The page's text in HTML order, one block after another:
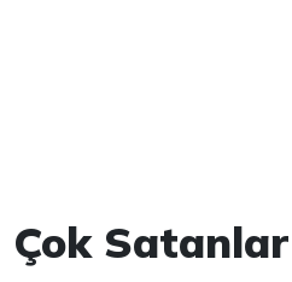
Çok Satanlar